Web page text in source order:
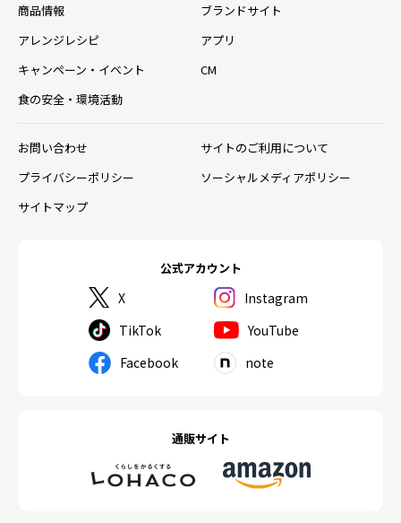
公式アカウント
X
Instagram
TikTok
YouTube
Facebook
note
通販サイト
商品情報
ブランドサイト
アレンジレシピ
アプリ
キャンペーン・イベント
CM
食の安全・環境活動
お問い合わせ
サイトのご利用について
プライバシーポリシー
ソーシャルメディアポリシー
サイトマップ